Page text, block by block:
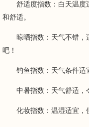
舒适度指数：白天温度
和舒适。
晾晒指数：天气不错，
吧！
钓鱼指数：天气条件适
中暑指数：天气舒适，
化妆指数：温湿适宜，